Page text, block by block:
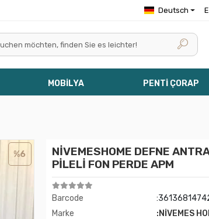
Deutsch
MOBİLYA PENTİ ÇORAP
%6
NİVEMESHOME DEFNE
PİLELİ FON PERDE APM
Barcode
Marke
:NİVEMES